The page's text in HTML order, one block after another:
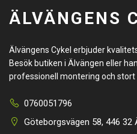
ÄLVÄNGENS
Älvängens Cykel erbjuder
Besök butiken i Älvängen eller
professionell montering och stort
0760051796
Göteborgsvägen 58, 446 32